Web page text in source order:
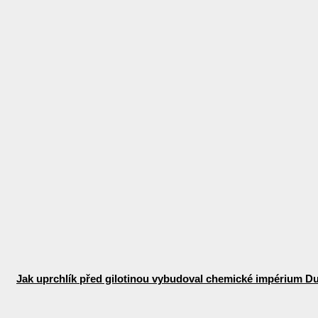
Jak uprchlík před gilotinou vybudoval chemické impérium